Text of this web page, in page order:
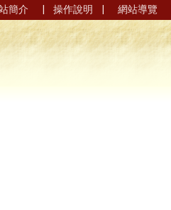
簡介 | 操作說明 | 網站導覽